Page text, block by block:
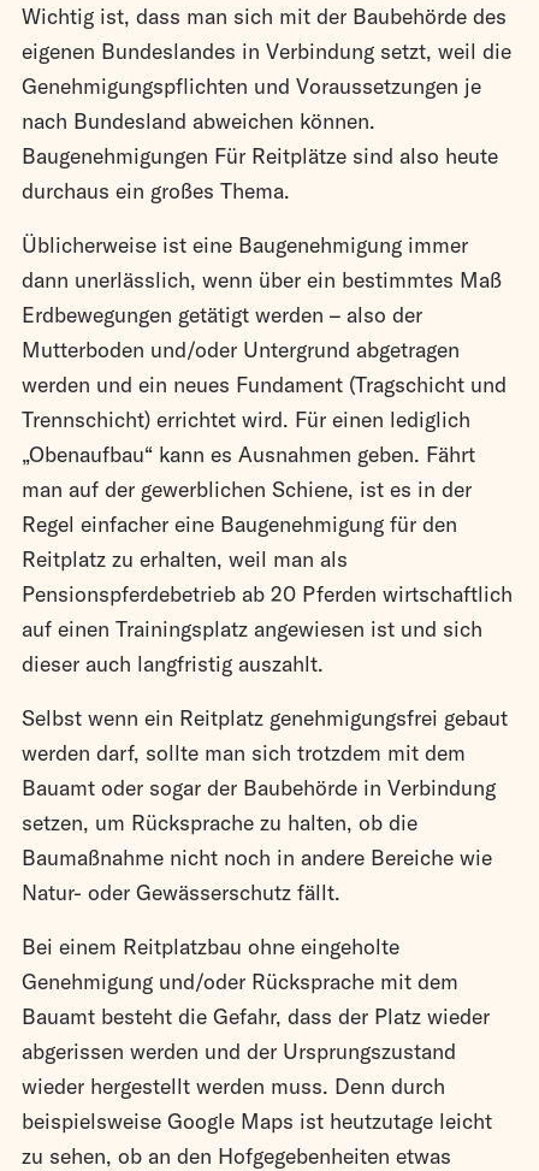
Wichtig ist, dass man sich mit der Baubehörde des
eigenen Bundeslandes in Verbindung setzt, weil die
Genehmigungspflichten und Voraussetzungen je
nach Bundesland abweichen können.
Baugenehmigungen Für Reitplätze sind also heute
durchaus ein großes Thema.
Üblicherweise ist eine Baugenehmigung immer
dann unerlässlich, wenn über ein bestimmtes Maß
Erdbewegungen getätigt werden – also der
Mutterboden und/oder Untergrund abgetragen
werden und ein neues Fundament (Tragschicht und
Trennschicht) errichtet wird. Für einen lediglich
„Obenaufbau“ kann es Ausnahmen geben. Fährt
man auf der gewerblichen Schiene, ist es in der
Regel einfacher eine Baugenehmigung für den
Reitplatz zu erhalten, weil man als
Pensionspferdebetrieb ab 20 Pferden wirtschaftlich
auf einen Trainingsplatz angewiesen ist und sich
dieser auch langfristig auszahlt.
Selbst wenn ein Reitplatz genehmigungsfrei gebaut
werden darf, sollte man sich trotzdem mit dem
Bauamt oder sogar der Baubehörde in Verbindung
setzen, um Rücksprache zu halten, ob die
Baumaßnahme nicht noch in andere Bereiche wie
Natur- oder Gewässerschutz fällt.
Bei einem Reitplatzbau ohne eingeholte
Genehmigung und/oder Rücksprache mit dem
Bauamt besteht die Gefahr, dass der Platz wieder
abgerissen werden und der Ursprungszustand
wieder hergestellt werden muss. Denn durch
beispielsweise Google Maps ist heutzutage leicht
zu sehen, ob an den Hofgegebenheiten etwas